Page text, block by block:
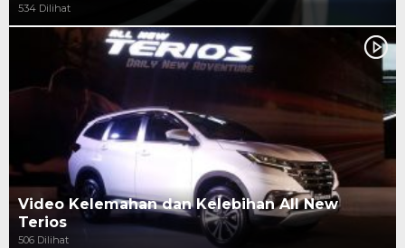
534 Dilihat
Video Kelemahan dan Kelebihan All New
Terios
506 Dilihat